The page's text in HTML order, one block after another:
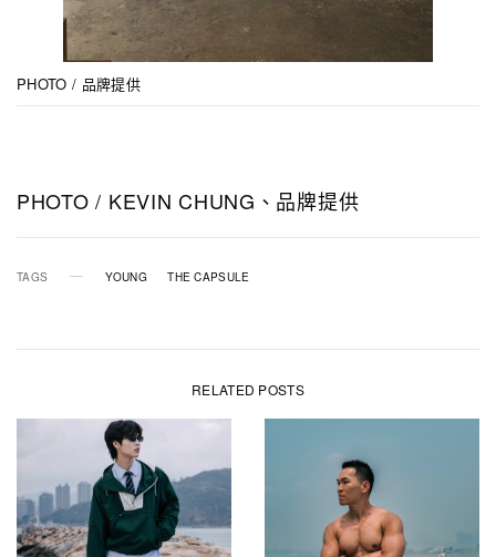
PHOTO / 品牌提供
PHOTO / KEVIN CHUNG、品牌提供
TAGS YOUNG THE CAPSULE
RELATED POSTS